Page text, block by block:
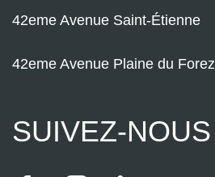
42eme Avenue Saint-Étienne
42eme Avenue Plaine du Forez
SUIVEZ-NOUS